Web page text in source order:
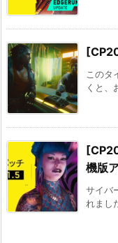
このタ
くと、
機版
サイバ
れまし